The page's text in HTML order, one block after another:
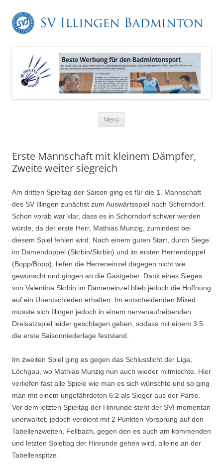
Menü
Erste Mannschaft mit kleinem Dämpfer,
Zweite weiter siegreich
Am dritten Spieltag der Saison ging es für die 1. Mannschaft
des SV Illingen zunächst zum Auswärtsspiel nach Schorndorf.
Schon vorab war klar, dass es in Schorndorf schwer werden
würde, da der erste Herr, Mathias Munzig, zumindest bei
diesem Spiel fehlen wird. Nach einem guten Start, durch Siege
im Damendoppel (Skrbin/Skrbin) und im ersten Herrendoppel
(Bopp/Bopp), liefen die Herreneinzel dagegen nicht wie
gewünscht und gingen an die Gastgeber. Dank eines Sieges
von Valentina Skrbin im Dameneinzel blieb jedoch die Hoffnung
auf ein Unentschieden erhalten. Im entscheidenden Mixed
musste sich Illingen jedoch in einem nervenaufreibenden
Dreisatzspiel leider geschlagen geben, sodass mit einem 3:5
die erste Saisonniederlage feststand.
Im zweiten Spiel ging es gegen das Schlusslicht der Liga,
Löchgau, wo Mathias Munzig nun auch wieder mitmischte. Hier
verliefen fast alle Spiele wie man es sich wünschte und so ging
man mit einem ungefährdeten 6:2 als Sieger aus der Partie.
Vor dem letzten Spieltag der Hinrunde steht der SVI momentan
unerwartet, jedoch verdient mit 2 Punkten Vorsprung auf den
Tabellenzweiten, Fellbach, gegen den es auch am kommenden
und letzten Spieltag der Hinrunde gehen wird, alleine an der
Tabellenspitze.